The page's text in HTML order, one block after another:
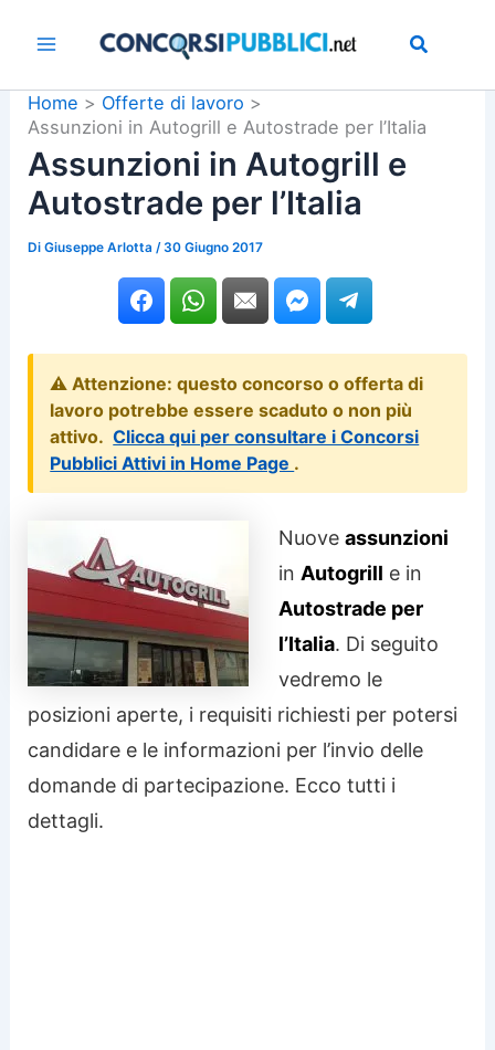
Home
Offerte di lavoro
Assunzioni in Autogrill e Autostrade per l’Italia
Assunzioni in Autogrill e
Autostrade per l’Italia
DiGiuseppe Arlotta /30 Giugno 2017
⚠️ Attenzione: questo concorso o offerta di
lavoro potrebbe essere scaduto o non più
attivo. Clicca qui per consultare i Concorsi
Pubblici Attivi in Home Page .
Nuoveassunzioni
in Autogrill e in
Autostrade per
l’Italia. Di seguito
vedremo le
posizioni aperte, i requisiti richiesti per potersi
candidare e le informazioni per l’invio delle
domande di partecipazione. Ecco tutti i
dettagli.